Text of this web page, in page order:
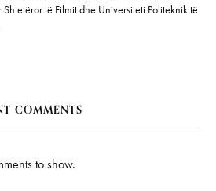
të Filmit dhe Universiteti Politeknik të
COMMENTS
to show.